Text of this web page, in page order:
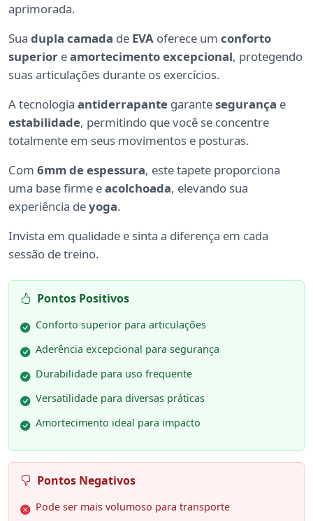
aprimorada.
Sua dupla camada de EVA oferece um conforto
superior eamortecimento excepcional, protegendo
suas articulações durante os exercícios.
A tecnologia antiderrapante garantesegurança e
estabilidade, permitindo que você se concentre
totalmente em seus movimentos e posturas.
Com 6mm de espessura, este tapete proporciona
uma base firme eacolchoada, elevando sua
experiência deyoga.
Invista em qualidade e sinta a diferença em cada
sessão de treino.
Pontos Positivos
Conforto superior para articulações
Aderência excepcional para segurança
Durabilidade para uso frequente
Versatilidade para diversas práticas
Amortecimento ideal para impacto
Pontos Negativos
Pode ser mais volumoso para transporte